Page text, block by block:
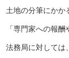
土地の分筆にかか
「専門家への報
法務局に対しては